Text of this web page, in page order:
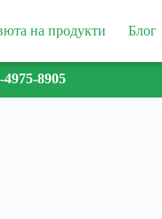
на продукти Блог
4975-8905